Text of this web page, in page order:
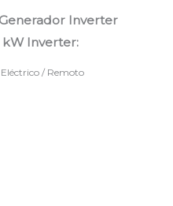
Inverter
kW Inverter:
/ Remoto